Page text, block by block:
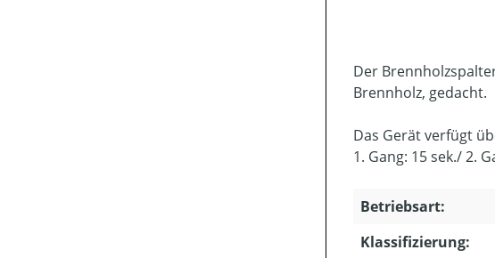
Der
Brennholz, gedacht.
Das Gerät verfügt
1. Gang: 15 sek./ 2.
Betriebsart:
Klassifizierung: